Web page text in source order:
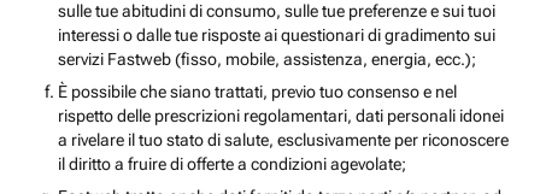
sulle tue abitudini di consumo, sulle tue preferenze e sui tuoi
interessi o dalle tue risposte ai questionari di gradimento sui
servizi Fastweb (fisso, mobile, assistenza, energia, ecc.);
È possibile che siano trattati, previo tuo consenso e nel
rispetto delle prescrizioni regolamentari, dati personali idonei
a rivelare il tuo stato di salute, esclusivamente per riconoscere
il diritto a fruire di offerte a condizioni agevolate;